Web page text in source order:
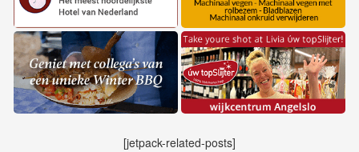
[jetpack-related-posts]